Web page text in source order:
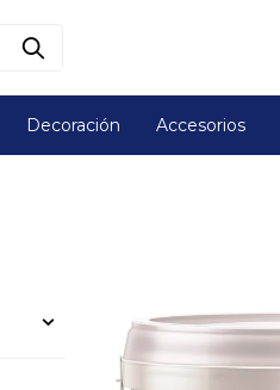
Decoración Accesorios